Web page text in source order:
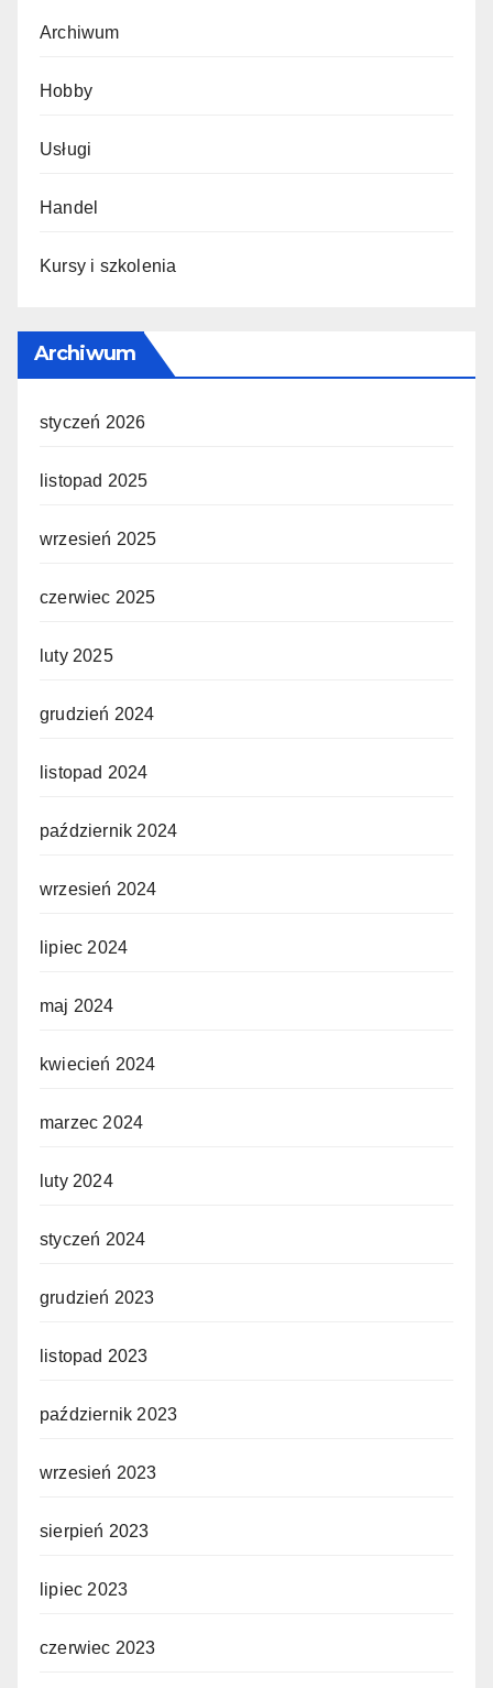
Archiwum
Hobby
Usługi
Handel
Kursy i szkolenia
Archiwum
styczeń 2026
listopad 2025
wrzesień 2025
czerwiec 2025
luty 2025
grudzień 2024
listopad 2024
październik 2024
wrzesień 2024
lipiec 2024
maj 2024
kwiecień 2024
marzec 2024
luty 2024
styczeń 2024
grudzień 2023
listopad 2023
październik 2023
wrzesień 2023
sierpień 2023
lipiec 2023
czerwiec 2023